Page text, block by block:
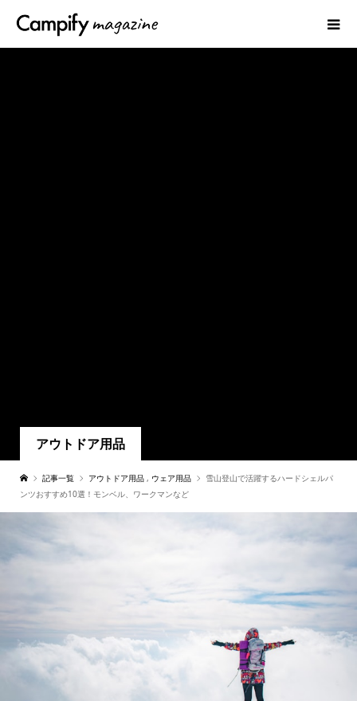
アウトドア用品
記事一覧 アウトドア用品 , ウェア用品
雪山登山で活躍するハードシェルパ
ンツおすすめ10選！モンベル、ワークマンなど